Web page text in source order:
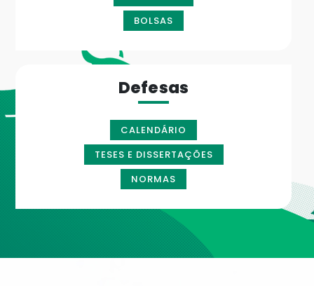
BOLSAS
Defesas
CALENDÁRIO
TESES E DISSERTAÇÕES
NORMAS